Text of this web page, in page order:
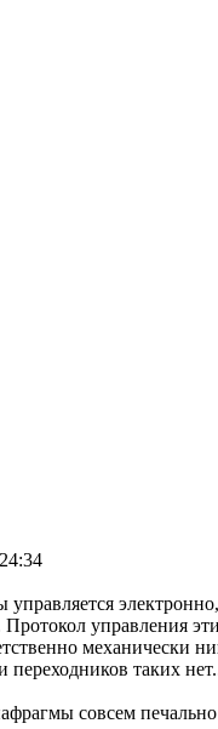
управления
механически
переходников таких
совсем